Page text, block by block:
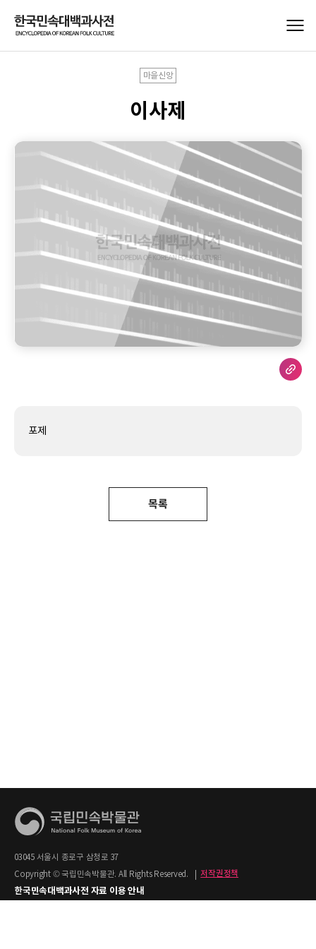
마을신앙
이사제
포제
목록
03045 서울시 종로구 삼청로 37
Copyright © 국립민속박물관. All Rights Reserved.
저작권정책
한국민속대백과사전 자료 이용 안내